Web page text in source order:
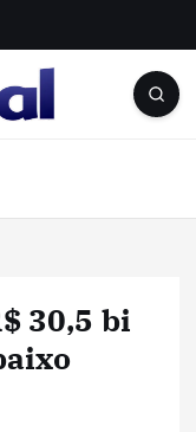
30,5 bi